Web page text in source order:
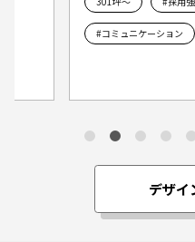
#生産性向上
デザイ